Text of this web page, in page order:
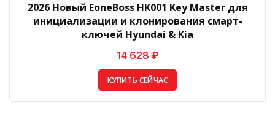
2026 Новый EoneBoss HK001 Key Master для
инициализации и клонирования смарт-
ключей Hyundai & Kia
14 628 ₽
КУПИТЬ СЕЙЧАС